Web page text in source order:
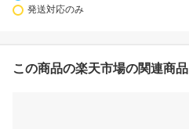
発送対応のみ
この商品の楽天市場の関連商品